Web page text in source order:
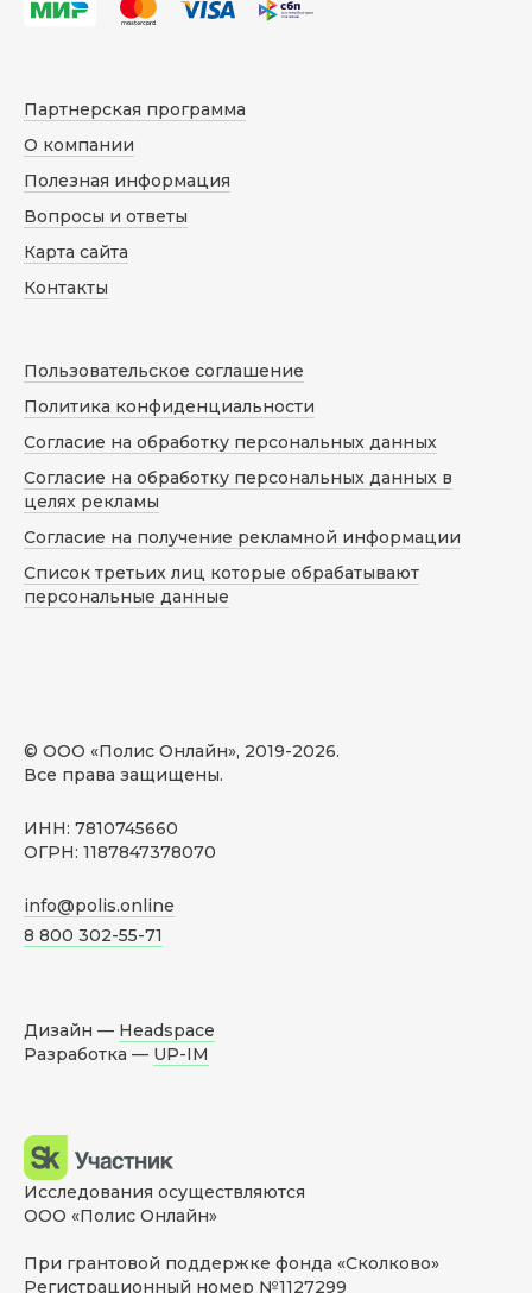
© ООО «Полис Онлайн», 2019-2026.
Все права защищены.
ИНН: 7810745660
ОГРН: 1187847378070
info@polis.online
8 800 302-55-71
Партнерская программа
О компании
Полезная информация
Вопросы и ответы
Карта сайта
Контакты
Пользовательское соглашение
Политика конфиденциальности
Согласие на обработку персональных данных
Согласие на обработку персональных данных в
целях рекламы
Согласие на получение рекламной информации
Список третьих лиц которые обрабатывают
персональные данные
Дизайн — Headspace
Разработка — UP-IM
Исследования осуществляются
ООО «Полис Онлайн»
При грантовой поддержке фонда «Сколково»
Регистрационный номер №1127299